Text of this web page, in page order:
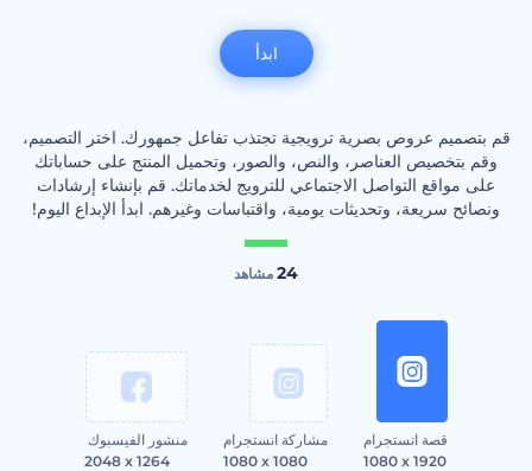
قم بتصميم عروص بصرية ترويجية تجتذب تفاعل جمهورك. اختر التصميم،
وقم بتخصيص العناصر، والنص، والصور، وتحميل المنتج على حساباتك
على مواقع التواصل الاجتماعي للترويج لخدماتك. قم بإنشاء إرشادات
ونصائح سريعة، وتحديثات يومية، واقتباسات وغيرهم. ابدأ الإبداع اليوم!
24 مشاهد
قصة انستجرام
1080 x 1920
مشاركة انستجرام
1080 x 1080
منشور الفيسبوك
2048 x 1264
ابدأ